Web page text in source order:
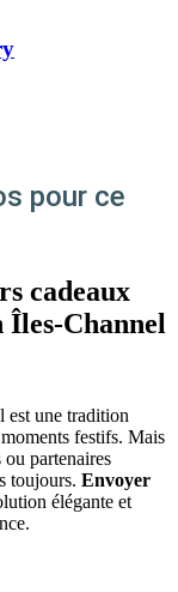
pour ce
cadeaux
Îles-Channel
est une tradition
festifs. Mais
ou partenaires
toujours. Envoyer
élégante et